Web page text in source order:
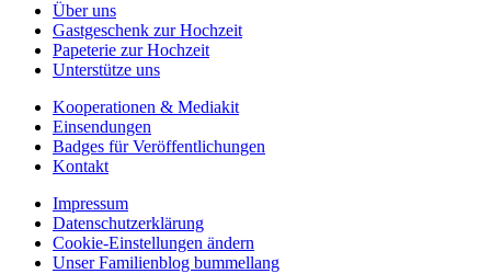
Über uns
Gastgeschenk zur Hochzeit
Papeterie zur Hochzeit
Unterstütze uns
Kooperationen & Mediakit
Einsendungen
Badges für Veröffentlichungen
Kontakt
Impressum
Datenschutzerklärung
Cookie-Einstellungen ändern
Unser Familienblog bummellang